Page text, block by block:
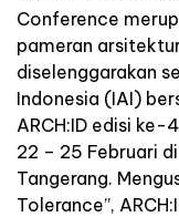
Conference
pameran
diselenggarakan
Indonesia (IAI)
ARCH:ID edisi ke-
22 – 25 Februari
Tangerang.
Tolerance”,